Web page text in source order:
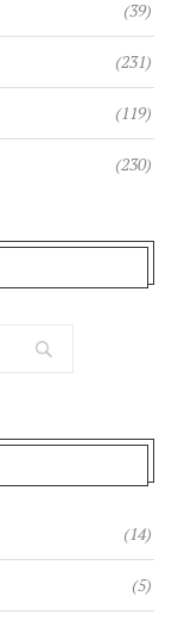
(39)
(231)
(119)
(230)
(14)
(5)